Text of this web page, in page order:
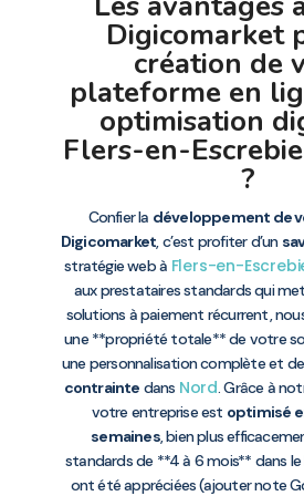
Digicomarket
création de
plateforme en
optimisation
Flers-en-
?
Confier la développement de
Digicomarket, c’est profiter d’un
stratégie web à Flers-en-
aux prestataires standards qui
solutions à paiement récurrent,
une **propriété totale** de votre
une personnalisation complète et
contrainte dans Nord. Grâce à
votre entreprise est optimisé
semaines, bien plus
standards de **4 à 6 mois** dans le
ont été appréciées (ajouter note